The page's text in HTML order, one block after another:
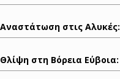
Αναστάτωση στις
Θλίψη στη Βόρεια